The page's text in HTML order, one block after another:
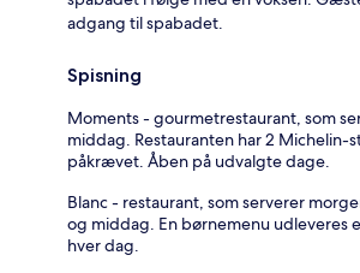
adgang til spabadet.
Spisning
Moments - gourmetrestaurant, som
middag. Restauranten har 2 Michelin-
påkrævet. Åben på udvalgte dage.
Blanc - restaurant, som serverer
og middag. En børnemenu udleveres
hver dag.